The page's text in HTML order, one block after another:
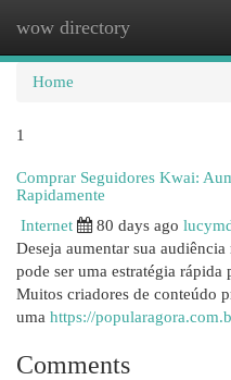
wow directory
Home
1
Comprar Seguidores Kwai:
Rapidamente
Internet
80 days ago
Deseja aumentar sua
pode ser uma estratégia rápida
Muitos criadores de conteúdo
uma https://
Comments